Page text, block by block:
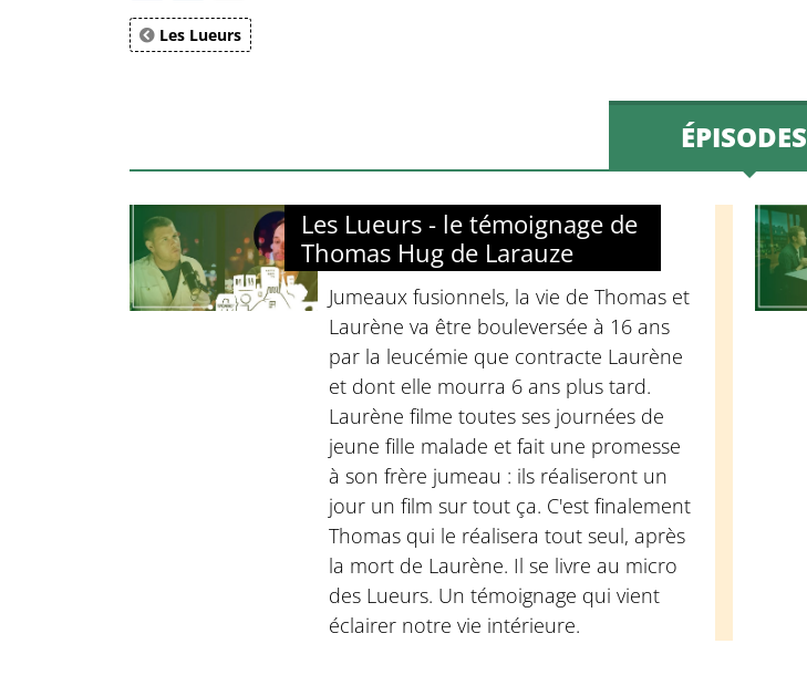
Les Lueurs
ÉPISODES
Les Lueurs - le témoignage de
Thomas Hug de Larauze
Jumeaux fusionnels, la vie de Thomas et
Laurène va être bouleversée à 16 ans
par la leucémie que contracte Laurène
et dont elle mourra 6 ans plus tard.
Laurène filme toutes ses journées de
jeune fille malade et fait une promesse
à son frère jumeau : ils réaliseront un
jour un film sur tout ça. C'est finalement
Thomas qui le réalisera tout seul, après
la mort de Laurène. Il se livre au micro
des Lueurs. Un témoignage qui vient
éclairer notre vie intérieure.